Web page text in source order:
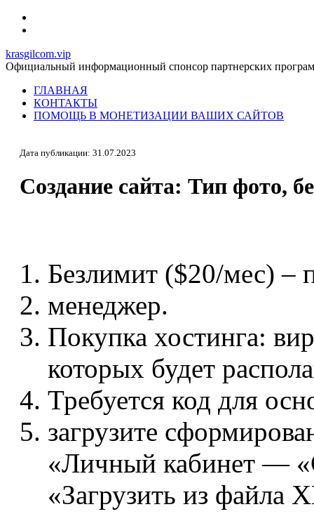
krasgilcom.vip
Официальный информационный спонсор партнерских
ГЛАВНАЯ
КОНТАКТЫ
ПОМОЩЬ В МОНЕТИЗАЦИИ ВАШИХ САЙТОВ
Дата публикации: 31.07.2023
Создание сайта: Тип фото,
Безлимит ($20/мес) –
менеджер.
Покупка хостинга:
которых будет
Требуется код для
загрузите
«Личный кабинет —
«Загрузить из файла